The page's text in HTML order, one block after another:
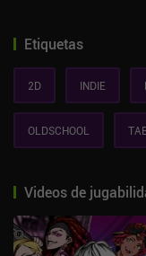
Etiquetas
2D INDIE
OLDSCHOOL
Videos de